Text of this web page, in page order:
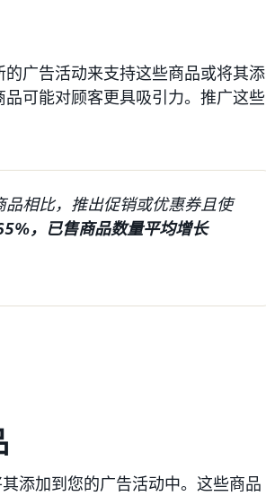
广告活动来支持这些商品或将其添
可能对顾客更具吸引力。推广这些
相比，推出促销或优惠券且使
，已售商品数量平均增长
添加到您的广告活动中。这些商品